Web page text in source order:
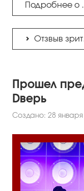
Отзвыв зрителей...
Прошел
Dверь
Создано: 28 января